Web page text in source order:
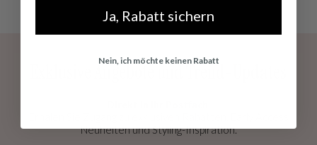
Exklusive Angebote und Trend-Updates
Neuheiten und Styling-Inspiration.
Ja, Rabatt sichern
Nein, ich möchte keinen Rabatt